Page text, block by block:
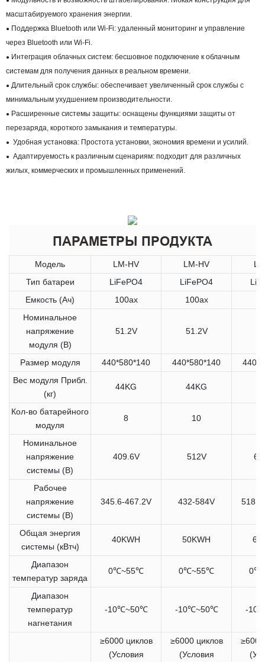
масштабируемого хранения энергии.
● Поддержка Bluetooth или Wi-Fi: удаленный мониторинг и управление
через Bluetooth или Wi-Fi.
● Интеграция облачных систем: бесшовное подключение к облачным
системам для получения данных в реальном времени.
● Длительный срок службы: обеспечивает увеличенный срок службы с
минимальным ухудшением производительности.
● Расширенные системы защиты: оснащены функциями защиты от
перезаряда, короткого замыкания и температуры.
● Удобная установка: Простота установки, экономия времени и усилий.
●
Адаптируемость к различным сценариям: подходит для различных
жилых, коммерческих и промышленных применений.
ПАРАМЕТРЫ ПРОДУКТА
Модель LM-HV LM-HV
Тип батареи
LiFePO4 LiFePO4
Емкость (Ач)
100ах 100ах
Номинальное
напряжение
модуля (В)
51.2V 51.2V
Размер модуля 440*580*140 440*580*140
Вес модуля Прибл.
(кг)
44KG 44KG
Кол-во батарейного
модуля
8 10
Номинальное
напряжение
системы (В)
409.6V 512V
Рабочее
напряжение
системы (В)
345.6-467.2V 432-584V
Общая энергия
системы (кВтч)
40KWH 50KWH
Диапазон
температур заряда
0℃~55℃ 0℃~55℃
Диапазон
температур
нагнетания
-10℃~50℃ -10℃~50℃ -
≥6000 циклов
(Условия
≥6000 циклов
(Условия